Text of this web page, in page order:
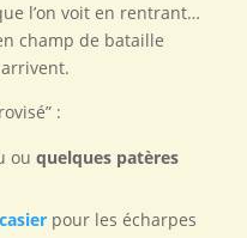
l’on voit en rentrant…
champ de bataille
:
ou quelques patères
pour les écharpes